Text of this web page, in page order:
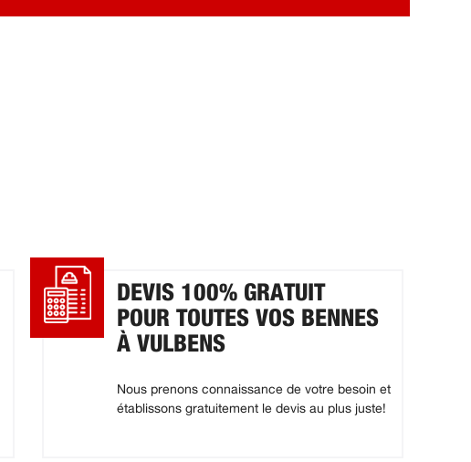
DEVIS 100% GRATUIT
POUR TOUTES VOS BENNES
À VULBENS
Nous prenons connaissance de votre besoin et
établissons gratuitement le devis au plus juste!